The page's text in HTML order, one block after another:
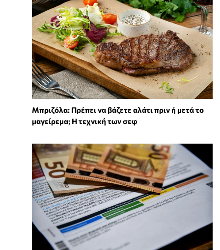
Μπριζόλα: Πρέπει να βάζετε αλάτι πριν ή μετά το
μαγείρεμα; Η τεχνική των σεφ